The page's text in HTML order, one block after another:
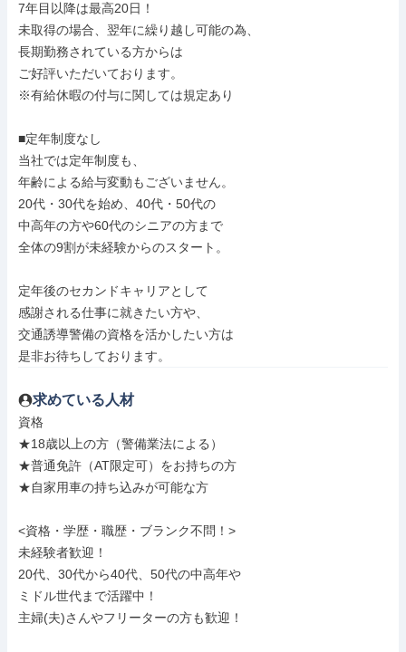
7年目以降は最高20日！
未取得の場合、翌年に繰り越し可能の為、
長期勤務されている方からは
ご好評いただいております。
※有給休暇の付与に関しては規定あり
■定年制度なし
当社では定年制度も、
年齢による給与変動もございません。
20代・30代を始め、40代・50代の
中高年の方や60代のシニアの方まで
全体の9割が未経験からのスタート。
定年後のセカンドキャリアとして
感謝される仕事に就きたい方や、
交通誘導警備の資格を活かしたい方は
是非お待ちしております。
求めている人材
資格
★18歳以上の方（警備業法による）
★普通免許（AT限定可）をお持ちの方
★自家用車の持ち込みが可能な方
<資格・学歴・職歴・ブランク不問！>
未経験者歓迎！
20代、30代から40代、50代の中高年や
ミドル世代まで活躍中！
主婦(夫)さんやフリーターの方も歓迎！